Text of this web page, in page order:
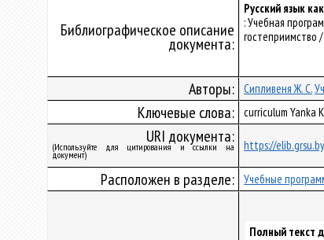
Библиографическое описание
документа:
Русский язык
: Учебная
гостеприимство
Авторы: Сипливеня Ж. С.
Ключевые слова: curriculum Yanka
URI документа:
(Используйте для цитирования и ссылки на
документ)
https://
Расположен в разделе: Учебные
Полный текст